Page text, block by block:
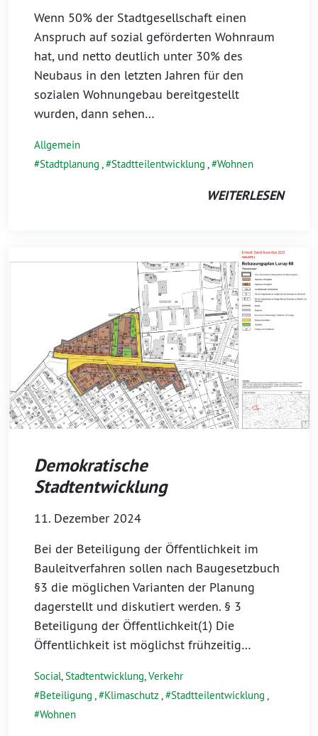
Wenn 50% der Stadtgesellschaft einen
Anspruch auf sozial geförderten Wohnraum
hat, und netto deutlich unter 30% des
Neubaus in den letzten Jahren für den
sozialen Wohnungebau bereitgestellt
wurden, dann sehen…
Allgemein
Stadtplanung , Stadtteilentwicklung , Wohnen
WEITERLESEN
Demokratische
Stadtentwicklung
11. Dezember 2024
Bei der Beteiligung der Öffentlichkeit im
Bauleitverfahren sollen nach Baugesetzbuch
§3 die möglichen Varianten der Planung
dagerstellt und diskutiert werden. § 3
Beteiligung der Öffentlichkeit(1) Die
Öffentlichkeit ist möglichst frühzeitig…
Social,Stadtentwicklung,Verkehr
Beteiligung , Klimaschutz , Stadtteilentwicklung ,
Wohnen